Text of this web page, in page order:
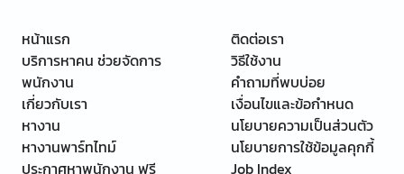
หน้าแรก
บริการหาคน ช่วยจัดการ
พนักงาน
เกี่ยวกับเรา
หางาน
หางานพาร์ทไทม์
ประกาศหาพนักงาน ฟรี
ติดต่อเรา
วิธีใช้งาน
คำถามที่พบบ่อย
เงื่อนไขและข้อกำหนด
นโยบายความเป็นส่วนตัว
นโยบายการใช้ข้อมูลคุกกี้
Job Index